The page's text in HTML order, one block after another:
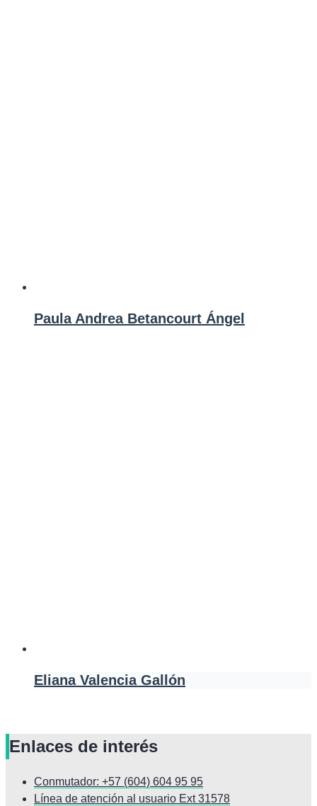
Paula Andrea Betancourt Ángel
Eliana Valencia Gallón
Enlaces de interés
Conmutador: +57 (604) 604 95 95
Línea de atención al usuario Ext 31578